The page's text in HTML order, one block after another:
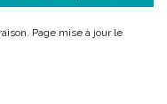
Page mise à jour le